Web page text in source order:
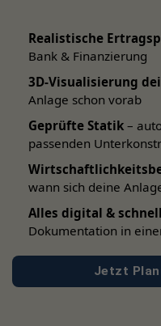
1x Growatt NEO
1x Fächerscheibe
7x Erdungsklammer
3x Modulerdung
2x Stäubli MC4
2x Stäubli MC4
2x Stäubli MC4
Realistische
Bank & Finanzierung
3D-Visualisierung
Anlage schon vorab
Geprüfte Statik –
passenden
wann sich deine
Alles digital & schnell
Dokumentation in
Jetzt